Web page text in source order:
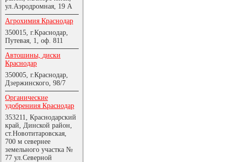
ул.Аэродромная, 19 А
Агрохимия Краснодар
350015, г.Краснодар,
Путевая, 1, оф. 811
Автошины, диски
Краснодар
350005, г.Краснодар,
Дзержинского, 98/7
Органические
удобрениия Краснодар
353211, Краснодарский
край, Динской район,
ст.Новотитаровская,
700 м севернее
земельного участка №
77 ул.Северной